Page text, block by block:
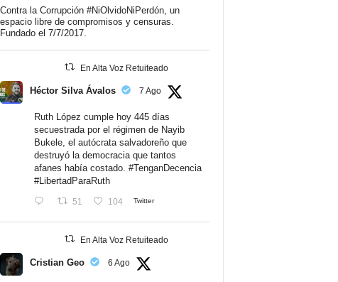
Contra la Corrupción #NiOlvidoNiPerdón, un
espacio libre de compromisos y censuras.
Fundado el 7/7/2017.
En Alta Voz Retuiteado
Héctor Silva Ávalos 7 Ago
Ruth López cumple hoy 445 días
secuestrada por el régimen de Nayib
Bukele, el autócrata salvadoreño que
destruyó la democracia que tantos
afanes había costado. #TenganDecencia
#LibertadParaRuth
51 104 Twitter
En Alta Voz Retuiteado
Cristian Geo 6 Ago